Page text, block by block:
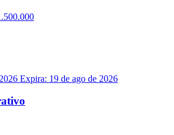
Expira: 19 de ago de 2026